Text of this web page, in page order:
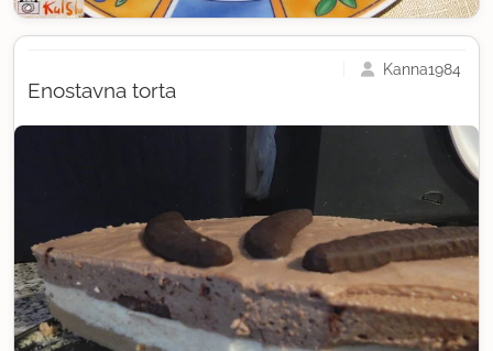
Enostavna torta
Kanna1984